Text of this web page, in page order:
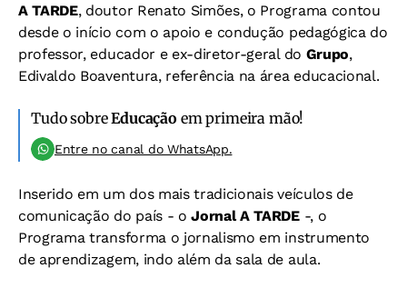
A TARDE, doutor Renato Simões, o Programa contou
desde o início com o apoio e condução pedagógica do
professor, educador e ex-diretor-geral do Grupo,
Edivaldo Boaventura, referência na área educacional.
Tudo sobreEducação em primeira mão!
Entre no canal do WhatsApp.
Inserido em um dos mais tradicionais veículos de
comunicação do país - oJornal A TARDE -, o
Programa transforma o jornalismo em instrumento
de aprendizagem, indo além da sala de aula.